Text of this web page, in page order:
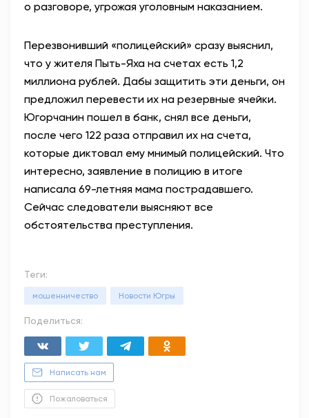
о разговоре, угрожая уголовным наказанием.
Перезвонивший «полицейский» сразу выяснил,
что у жителя Пыть-Яха на счетах есть 1,2
миллиона рублей. Дабы защитить эти деньги, он
предложил перевести их на резервные ячейки.
Югорчанин пошел в банк, снял все деньги,
после чего 122 раза отправил их на счета,
которые диктовал ему мнимый полицейский. Что
интересно, заявление в полицию в итоге
написала 69-летняя мама пострадавшего.
Сейчас следователи выясняют все
обстоятельства преступления.
Теги:
мошенничество Новости Югры
Поделиться:
Написать нам
Пожаловаться